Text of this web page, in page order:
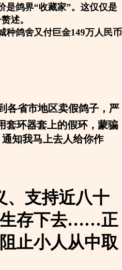
是鸽界“收藏家”。这仅仅是
述。
种鸽舍又付巨金149万人民币
各省市地区卖假鸽子，严
套环器套上的假环，蒙骗
知我马上去人给你作
、支持近八十
生存下去……正
止小人从中取